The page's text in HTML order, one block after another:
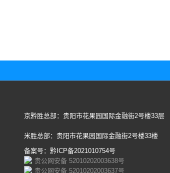
京黔胜总部：贵阳市花果园国际金融街2号楼33层
米胜总部：贵阳市花果园国际金融街2号楼33楼
备案号：黔ICP备2021010754号
贵公网安备 52010202003638号
贵公网安备 52010202003637号